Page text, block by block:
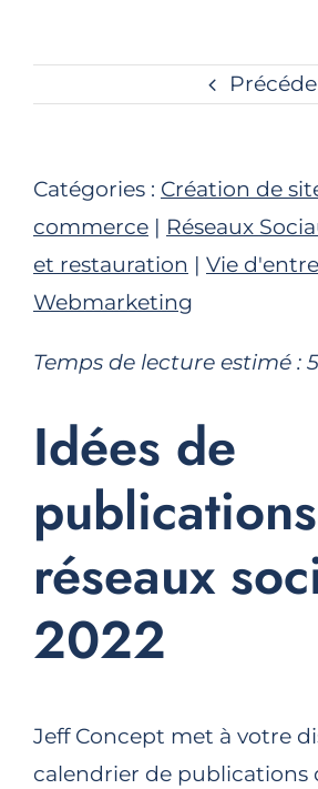
Catégories : Création de
commerce| Réseaux
et restauration | Vie
Webmarketing
Temps de lecture estimé : 5
Idées de
publications
réseaux
2022
Jeff Concept met à votre
calendrier de publications